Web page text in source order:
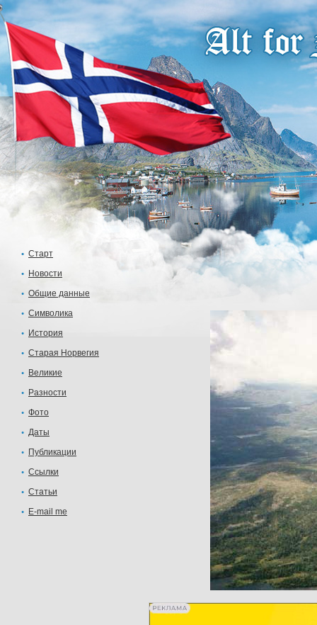
Старт
Новости
Общие данные
Символика
История
Старая Норвегия
Великие
Разности
Фото
Даты
Публикации
Ссылки
Статьи
E-mail me